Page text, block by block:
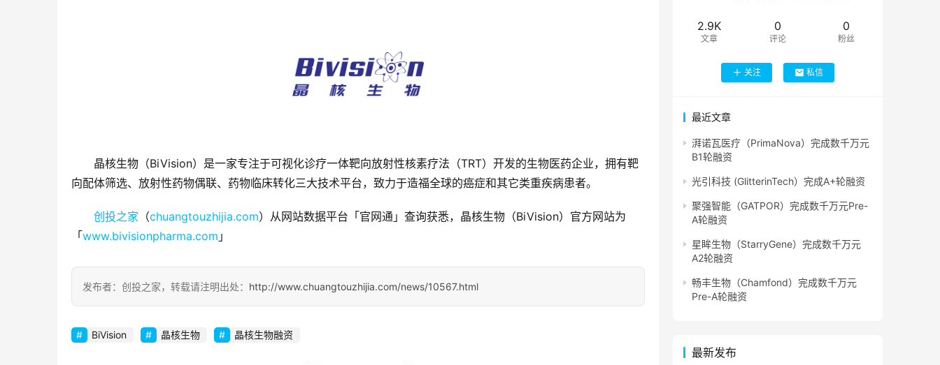
晶核生物（BiVision）是一家专注于可视化诊疗一体靶向放射性核素疗法（TRT）开发的生物医药企业，拥有靶
向配体筛选、放射性药物偶联、药物临床转化三大技术平台，致力于造福全球的癌症和其它类重疾病患者。
创投之家 （chuangtouzhijia.com）从网站数据平台「官网通」查询获悉，晶核生物（BiVision）官方网站为
「www.bivisionpharma.com 」
发布者：创投之家，转载请注明出处： http://www.chuangtouzhijia.com/news/10567.html
BiVision 晶核生物 晶核生物融资
2.9K
文章
0
评论
0
粉丝
关注 私信
最近文章
湃诺瓦医疗（PrimaNova）完成数千万元
B1轮融资
光引科技 (GlitterinTech）完成A+轮融资
聚强智能（GATPOR）完成数千万元Pre-
A轮融资
星眸生物（StarryGene）完成数千万元
A2轮融资
畅丰生物（Chamfond）完成数千万元
Pre-A轮融资
最新发布